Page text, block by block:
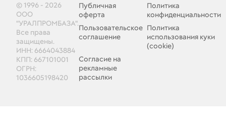
© 1996 - 2026
ООО
"УРАЛПРОМБАЗА".
Все права
защищены.
ИНН: 6664043884
КПП: 667101001
ОГРН:
1036605198420
Публичная
оферта
Политика
конфиденциальности
Пользовательское
соглашение
Политика
использования куки
(cookie)
Согласие на
рекламные
рассылки